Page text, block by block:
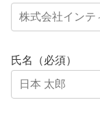
氏名（必須）